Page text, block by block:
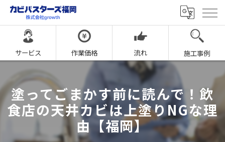
サービス 作業価格 流れ 施工事例
塗ってごまかす前に読んで！飲
食店の天井カビは上塗りNGな理
由【福岡】